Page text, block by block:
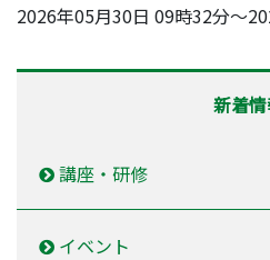
2026年05月30日 09時32分～
新着
講座・研修
イベント